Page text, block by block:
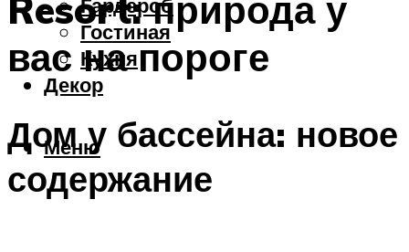
Гардероб
Гостиная
Кухня
Декор
Меню
вас на пороге
Дом у бассейна: новое
содержание